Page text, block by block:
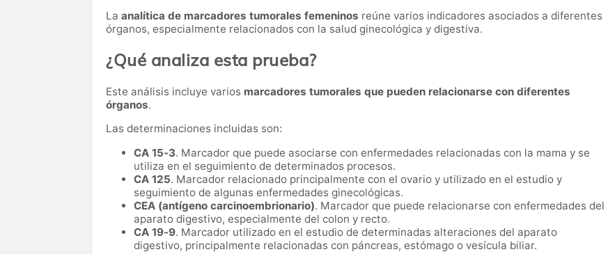
La analítica de marcadores tumorales femeninos reúne varios indicadores asociados a diferentes
órganos, especialmente relacionados con la salud ginecológica y digestiva.
¿Qué analiza esta prueba?
Este análisis incluye varios marcadores tumorales que pueden relacionarse con diferentes
órganos.
Las determinaciones incluidas son:
CA 15-3. Marcador que puede asociarse con enfermedades relacionadas con la mama y se
utiliza en el seguimiento de determinados procesos.
CA 125. Marcador relacionado principalmente con el ovario y utilizado en el estudio y
seguimiento de algunas enfermedades ginecológicas.
CEA (antígeno carcinoembrionario). Marcador que puede relacionarse con enfermedades del
aparato digestivo, especialmente del colon y recto.
CA 19-9. Marcador utilizado en el estudio de determinadas alteraciones del aparato
digestivo, principalmente relacionadas con páncreas, estómago o vesícula biliar.